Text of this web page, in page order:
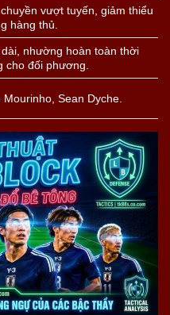
vượt tuyến, giảm thiểu
hàng thủ.
nhường hoàn toàn thời
cho đối phương.
Sean Dyche.